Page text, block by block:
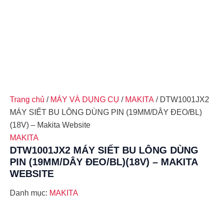
Trang chủ / MÁY VÀ DỤNG CỤ / MAKITA / DTW1001JX2
MÁY SIẾT BU LÔNG DÙNG PIN (19MM/DÂY ĐEO/BL)
(18V) – Makita Website
MAKITA
DTW1001JX2 MÁY SIẾT BU LÔNG DÙNG
PIN (19MM/DÂY ĐEO/BL)(18V) – MAKITA
WEBSITE
Danh mục: MAKITA